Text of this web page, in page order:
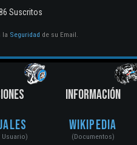
Suscritos
la Seguridad de su Email.
Usuario)
INFORMACIÓN
Wikipedia
(Documentos)